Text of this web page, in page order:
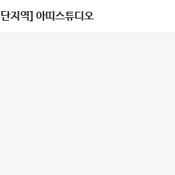
지역] 아띠스튜디오